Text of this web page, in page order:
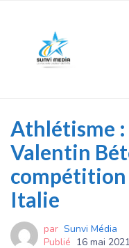
Athlétisme :
Valentin
compétition
Italie
par Sunvi Média
Publié 16 mai 2021